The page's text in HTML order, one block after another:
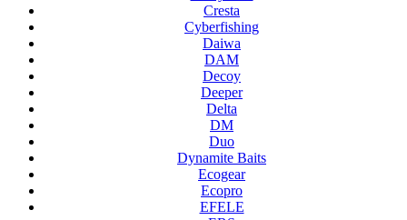
Cresta
Cyberfishing
Daiwa
DAM
Decoy
Deeper
Delta
DM
Duo
Dynamite Baits
Ecogear
Ecopro
EFELE